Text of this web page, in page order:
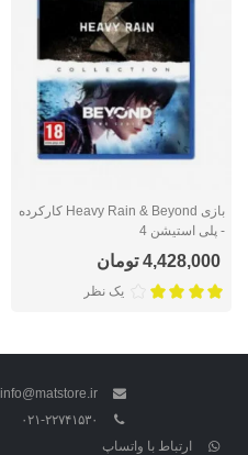
بازی Heavy Rain & Beyond کارکرده
- پلی استیشن 4
4,428,000 تومان
یک نظر
info@matstore.ir
۰۲۱-۲۲۷۴۱۵۳۰
ارتباط با واتساپ